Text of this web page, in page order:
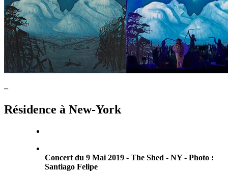
–
Résidence à New-York
Concert du 9 Mai 2019 - The Shed - NY - Photo :
Santiago Felipe